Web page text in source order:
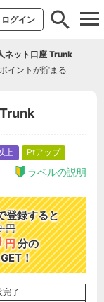
ログイン
ネット口座 Trunk
イントが貯まる
上 Ptアップ
ラベルの説明
登録すると
円
円分の
！
完了